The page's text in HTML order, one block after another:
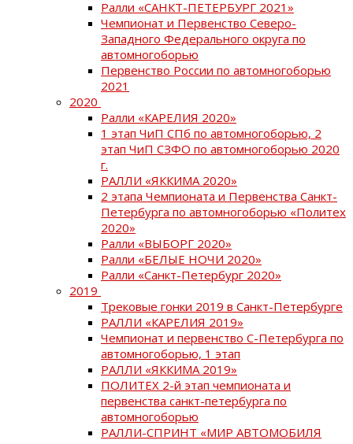
Ралли «САНКТ-ПЕТЕРБУРГ 2021»
Чемпионат и Первенство Северо-
Западного Федерального округа по
автомногоборью
Первенство России по автомногоборью
2021
2020
Ралли «КАРЕЛИЯ 2020»
1 этап ЧиП СПб по автомногоборью, 2
этап ЧиП СЗФО по автомногоборью 2020
г.
РАЛЛИ «ЯККИМА 2020»
2 этапа Чемпионата и Первенства Санкт-
Петербурга по автомногоборью «Политех
2020»
Ралли «ВЫБОРГ 2020»
Ралли «БЕЛЫЕ НОЧИ 2020»
Ралли «Санкт-Петербург 2020»
2019
Трековые гонки 2019 в Санкт-Петербурге
РАЛЛИ «КАРЕЛИЯ 2019»
Чемпионат и первенство С-Петербурга по
автомногоборью, 1 этап
РАЛЛИ «ЯККИМА 2019»
ПОЛИТЕХ 2-й этап чемпионата и
первенства санкт-петербурга по
автомногоборью
РАЛЛИ-СПРИНТ «МИР АВТОМОБИЛЯ